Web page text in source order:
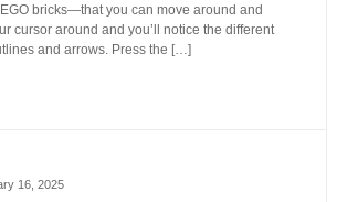
bricks—that you can move around and
cursor around and you’ll notice the different
and arrows. Press the […]
16, 2025